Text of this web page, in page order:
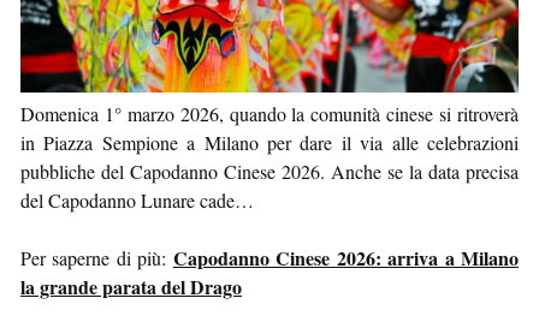
Domenica 1° marzo 2026, quando la comunità cinese si ritroverà
in Piazza Sempione a Milano per dare il via alle celebrazioni
pubbliche del Capodanno Cinese 2026. Anche se la data precisa
del Capodanno Lunare cade…
Per saperne di più: Capodanno Cinese 2026: arriva a Milano
la grande parata del Drago